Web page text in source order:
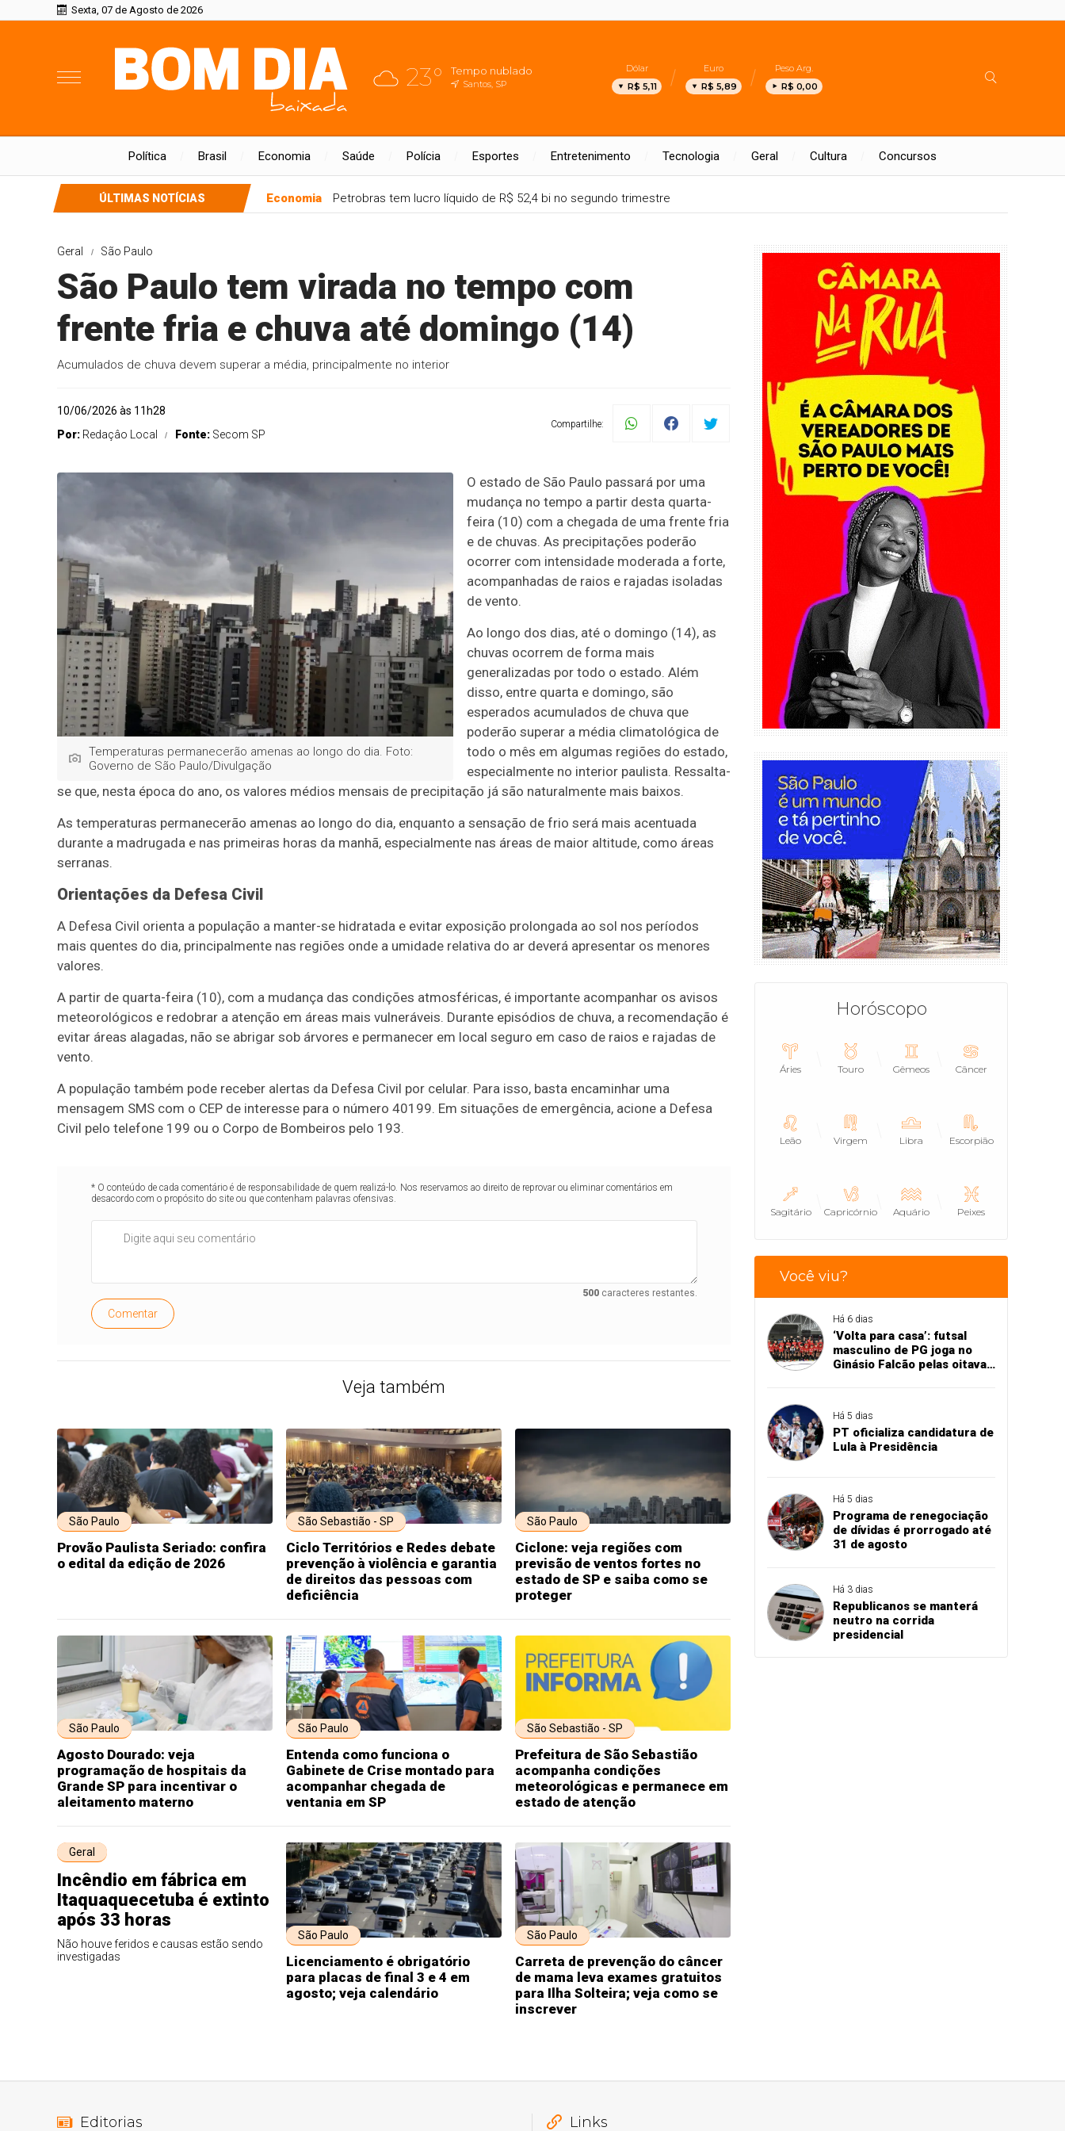
Sexta, 07 de Agosto de 2026
23° Tempo nublado
Santos, SP
Dólar
R$ 5,11
Euro
R$ 5,89
Peso Arg.
R$ 0,00
Política Brasil Economia Saúde Polícia Esportes Entretenimento Tecnologia Geral Cultura Concursos
ÚLTIMAS NOTÍCIAS Economia Petrobras tem lucro líquido de R$ 52,4 bi no segundo trimestre
Geral São Paulo
São Paulo tem virada no tempo com
frente fria e chuva até domingo (14)
Acumulados de chuva devem superar a média, principalmente no interior
10/06/2026 às 11h28
Por: Redaçâo Local Fonte: Secom SP
Compartilhe:
Temperaturas permanecerão amenas ao longo do dia. Foto:
Governo de São Paulo/Divulgação
O estado de São Paulo passará por uma
mudança no tempo a partir desta quarta-
feira (10) com a chegada de uma frente fria
e de chuvas. As precipitações poderão
ocorrer com intensidade moderada a forte,
acompanhadas de raios e rajadas isoladas
de vento.
Ao longo dos dias, até o domingo (14), as
chuvas ocorrem de forma mais
generalizadas por todo o estado. Além
disso, entre quarta e domingo, são
esperados acumulados de chuva que
poderão superar a média climatológica de
todo o mês em algumas regiões do estado,
especialmente no interior paulista. Ressalta-
se que, nesta época do ano, os valores médios mensais de precipitação já são naturalmente mais baixos.
As temperaturas permanecerão amenas ao longo do dia, enquanto a sensação de frio será mais acentuada
durante a madrugada e nas primeiras horas da manhã, especialmente nas áreas de maior altitude, como áreas
serranas.
Orientações da Defesa Civil
A Defesa Civil orienta a população a manter-se hidratada e evitar exposição prolongada ao sol nos períodos
mais quentes do dia, principalmente nas regiões onde a umidade relativa do ar deverá apresentar os menores
valores.
A partir de quarta-feira (10), com a mudança das condições atmosféricas, é importante acompanhar os avisos
meteorológicos e redobrar a atenção em áreas mais vulneráveis. Durante episódios de chuva, a recomendação é
evitar áreas alagadas, não se abrigar sob árvores e permanecer em local seguro em caso de raios e rajadas de
vento.
A população também pode receber alertas da Defesa Civil por celular. Para isso, basta encaminhar uma
mensagem SMS com o CEP de interesse para o número 40199. Em situações de emergência, acione a Defesa
Civil pelo telefone 199 ou o Corpo de Bombeiros pelo 193.
* O conteúdo de cada comentário é de responsabilidade de quem realizá-lo. Nos reservamos ao direito de reprovar ou eliminar comentários em
desacordo com o propósito do site ou que contenham palavras ofensivas.
500caracteres restantes.
Comentar
Veja também
São Paulo
Provão Paulista Seriado: confira
o edital da edição de 2026
São Sebastião - SP
Ciclo Territórios e Redes debate
prevenção à violência e garantia
de direitos das pessoas com
deficiência
São Paulo
Ciclone: veja regiões com
previsão de ventos fortes no
estado de SP e saiba como se
proteger
São Paulo
Agosto Dourado: veja
programação de hospitais da
Grande SP para incentivar o
aleitamento materno
São Paulo
Entenda como funciona o
Gabinete de Crise montado para
acompanhar chegada de
ventania em SP
São Sebastião - SP
Prefeitura de São Sebastião
acompanha condições
meteorológicas e permanece em
estado de atenção
Geral
Incêndio em fábrica em
Itaquaquecetuba é extinto
após 33 horas
Não houve feridos e causas estão sendo
investigadas
São Paulo
Licenciamento é obrigatório
para placas de final 3 e 4 em
agosto; veja calendário
São Paulo
Carreta de prevenção do câncer
de mama leva exames gratuitos
para Ilha Solteira; veja como se
inscrever
Horóscopo
Áries Touro Gêmeos Câncer
Leão Virgem Libra Escorpião
Sagitário Capricórnio Aquário Peixes
Você viu?
Há 6 dias
‘Volta para casa’: futsal
masculino de PG joga no
Ginásio Falcão pelas oitavas
Há 5 dias
PT oficializa candidatura de
Lula à Presidência
Há 5 dias
Programa de renegociação
de dívidas é prorrogado até
31 de agosto
Há 3 dias
Republicanos se manterá
neutro na corrida
presidencial
Editorias Links